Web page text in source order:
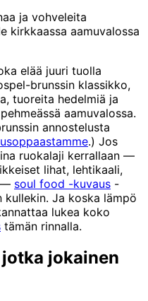
ja vohveleita
kirkkaassa aamuvalossa
elää juuri tuolla
brunssin klassikko,
tuoreita hedelmiä ja
aamuvalossa.
annostelusta
.) Jos
ruokalaji kerrallaan —
lihat, lehtikaali,
— soul food -kuvaus -
Ja koska lämpö
lukea koko
tämän rinnalla.
jokainen